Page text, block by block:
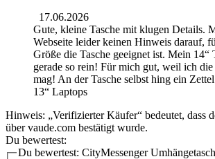
17.06.2026
Gute, kleine Tasche mit klugen Details.
Webseite leider keinen Hinweis darauf,
Größe die Tasche geeignet ist. Mein 14“
gerade so rein! Für mich gut, weil ich
mag! An der Tasche selbst hing ein
13“ Laptops
Hinweis: „Verifizierter Käufer“ bedeutet, dass
über vaude.com bestätigt wurde.
Du bewertest:
Du bewertest: CityMessenger